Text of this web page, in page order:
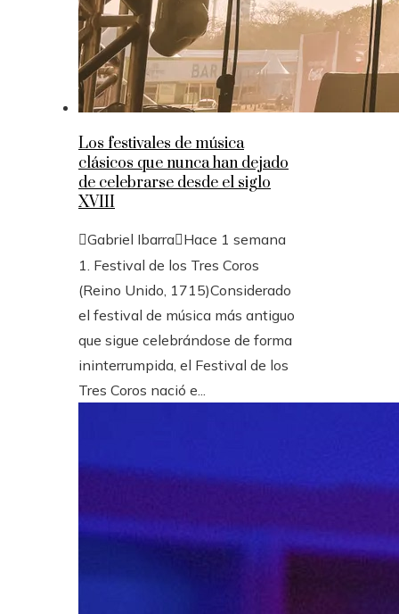
Los festivales de música
clásicos que nunca han dejado
de celebrarse desde el siglo
XVIII
Gabriel Ibarra Hace 1 semana
1. Festival de los Tres Coros
(Reino Unido, 1715)Considerado
el festival de música más antiguo
que sigue celebrándose de forma
ininterrumpida, el Festival de los
Tres Coros nació e...